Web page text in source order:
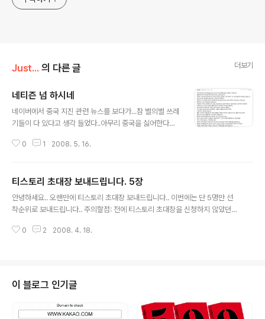
Just... 의 다른 글 더보기
네티즌 넘 하시네
네이버에서 중국 지진 관련 뉴스를 보다가...참 별의별 쓰레
기들이 다 있다고 생각 들었다..아무리 중국을 싫어한다고
편한지? 후..이런 쓰레기들은 빨리 없어져야 하는데.. 출저
69&cid=110315&nt=20080516124311&iid=279
06&oid=052&aid=0000199866&m_view=1&m_
url=%2Fread.nhn%3Fgno%3Dnews052%2C00
즌 때문에 나라 망신이나 시키고, 그런 악플이 이미 번역되
0 1 2008. 5. 16.
티스토리 초대장 보내드립니다. 5장
안녕하세요.. 오랜만에 티스토리 초대장 보내드립니다.. 이번에는 단 5명만 선
착순위로 보내드립니다.. 주의할점: 전에 티스토리 초대장을 신청하지 않았던
래 비밀 댓글로 이메일 주소를 남겨주세요
0 2 2008. 4. 18.
이 블로그 인기글